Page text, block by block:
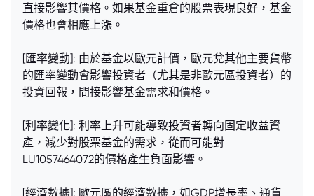
直接影響其價格。如果基金重倉的股票表現良好，基金
價格也會相應上漲。
[匯率變動]: 由於基金以歐元計價，歐元兌其他主要貨幣
的匯率變動會影響投資者（尤其是非歐元區投資者）的
投資回報，間接影響基金需求和價格。
[利率變化]: 利率上升可能導致投資者轉向固定收益資
產，減少對股票基金的需求，從而可能對
LU1057464072的價格產生負面影響。
[經濟數據]: 歐元區的經濟數據，如GDP增長率、通貨